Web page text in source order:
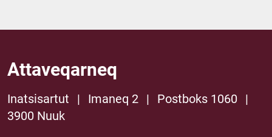
Attaveqarneq
Inatsisartut | Imaneq 2 | Postboks 1060
|
3900 Nuuk